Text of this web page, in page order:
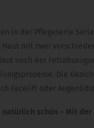
in der Pflegeserie
mit zwei
nach der
Die
Facelift oder
schön – Mit